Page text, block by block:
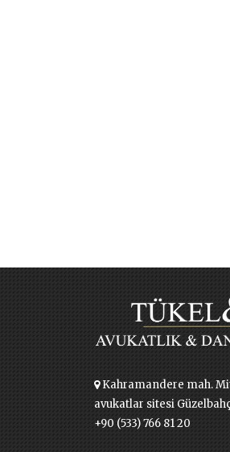
Kahramandere mah.
avukatlar sitesi
+90 (533) 766 81 20